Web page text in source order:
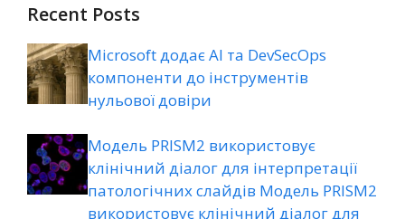
Recent Posts
Microsoft додає AI та DevSecOps
компоненти до інструментів
нульової довіри
Модель PRISM2 використовує
клінічний діалог для інтерпретації
патологічних слайдів Модель PRISM2
використовує клінічний діалог для